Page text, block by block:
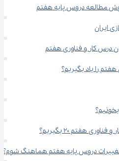
مطالعه دروس پایه هفتم
ایران
کار و فناوری هفتم
را یاد بگیریم؟
هفتم 20 بگیریم؟